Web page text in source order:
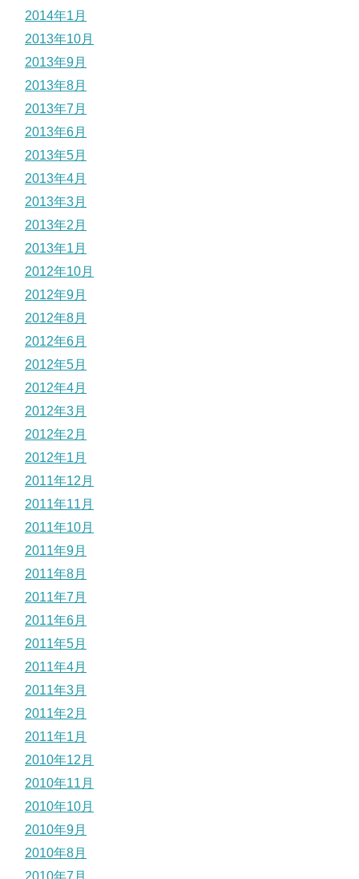
2014年1月
2013年10月
2013年9月
2013年8月
2013年7月
2013年6月
2013年5月
2013年4月
2013年3月
2013年2月
2013年1月
2012年10月
2012年9月
2012年8月
2012年6月
2012年5月
2012年4月
2012年3月
2012年2月
2012年1月
2011年12月
2011年11月
2011年10月
2011年9月
2011年8月
2011年7月
2011年6月
2011年5月
2011年4月
2011年3月
2011年2月
2011年1月
2010年12月
2010年11月
2010年10月
2010年9月
2010年8月
2010年7月